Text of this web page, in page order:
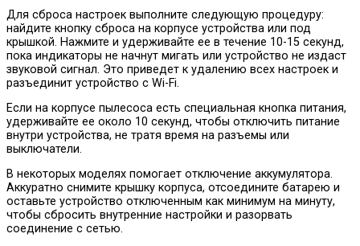
Для сброса настроек выполните следующую процедуру:
найдите кнопку сброса на корпусе устройства или под
крышкой. Нажмите и удерживайте ее в течение 10-15 секунд,
пока индикаторы не начнут мигать или устройство не издаст
звуковой сигнал. Это приведет к удалению всех настроек и
разъединит устройство с Wi-Fi.
Если на корпусе пылесоса есть специальная кнопка питания,
удерживайте ее около 10 секунд, чтобы отключить питание
внутри устройства, не тратя время на разъемы или
выключатели.
В некоторых моделях помогает отключение аккумулятора.
Аккуратно снимите крышку корпуса, отсоедините батарею и
оставьте устройство отключенным как минимум на минуту,
чтобы сбросить внутренние настройки и разорвать
соединение с сетью.